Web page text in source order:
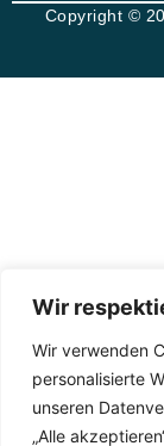
Wir
Wir verwenden
personalisierte
unseren
„Alle
Copyright ©